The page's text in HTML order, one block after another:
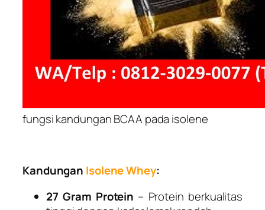
fungsi kandungan BCAA pada isolene
Kandungan IsoleneWhey:
27 Gram Protein – Protein berkualitas